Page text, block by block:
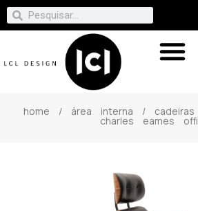
home / área interna /
charles eames